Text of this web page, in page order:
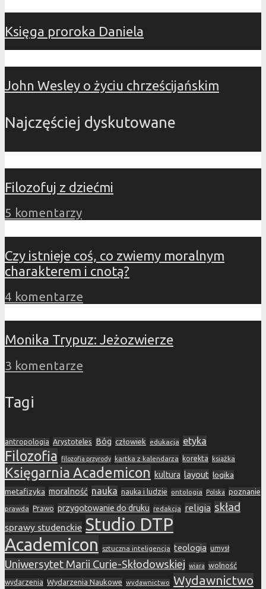
Księga proroka Daniela
John Wesley o życiu chrześcijańskim
Najczęściej dyskutowane
Filozofuj z dziećmi
5 komentarzy
Czy istnieje coś, co zwiemy moralnym
charakterem i cnotą?
4 komentarze
Monika Trypuz: Jeżozwierze
3 komentarze
Tagi
antropologia Arystoteles Bóg człowiek edukacja etyka
Filozofia filozofia przyrody kartka z kalendarza korekta książka
Księgarnia Academicon kultura layout logika
metafizyka moralność nauka nauka i ludzie ontologia Polska poznanie
prawda Prawo przygotowanie do druku redakcja religia skład
sprawy studenckie Studio DTP
Academicon
sztuczna inteligencja teologia umysł
Uniwersytet Marii Curie-Skłodowskiej wiara wolność
wydarzenia Wydarzenia Naukowe wydawnictwo Wydawnictwo